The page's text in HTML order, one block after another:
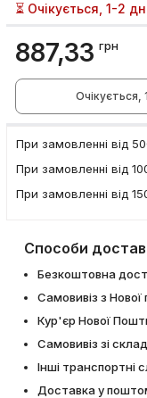
⏳ Очікується, 1-2
887,33 грн
Очікується,
При замовленні вiд
При замовленні вiд
При замовленні вiд
Способи
Безкоштовна
Самовивіз з
Кур'єр Нової
Самовивіз зі
Інші транспортні
Доставка у